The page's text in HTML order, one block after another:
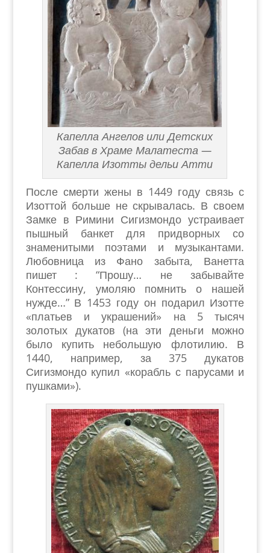
Капелла Ангелов или Детских
Забав в Храме Малатеста —
Капелла Изотты дельи Атти
После смерти жены в 1449 году связь с
Изоттой больше не скрывалась. В своем
Замке в Римини Сигизмондо устраивает
пышный банкет для придворных со
знаменитыми поэтами и музыкантами.
Любовница из Фано забыта, Ванетта
пишет : “Прошу… не забывайте
Контессину, умоляю помнить о нашей
нужде…” В 1453 году он подарил Изотте
«платьев и украшений» на 5 тысяч
золотых дукатов (на эти деньги можно
было купить небольшую флотилию. В
1440, например, за 375 дукатов
Сигизмондо купил «корабль с парусами и
пушками»).